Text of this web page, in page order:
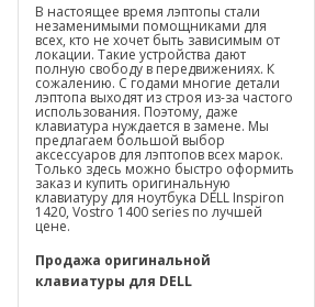
В настоящее время лэптопы стали
незаменимыми помощниками для
всех, кто не хочет быть зависимым от
локации. Такие устройства дают
полную свободу в передвижениях. К
сожалению. С годами многие детали
лэптопа выходят из строя из-за частого
использования. Поэтому, даже
клавиатура нуждается в замене. Мы
предлагаем большой выбор
аксессуаров для лэптопов всех марок.
Только здесь можно быстро оформить
заказ и купить оригинальную
клавиатуру для ноутбука DELL Inspiron
1420, Vostro 1400 series по лучшей
цене.
Продажа оригинальной
клавиатуры для DELL